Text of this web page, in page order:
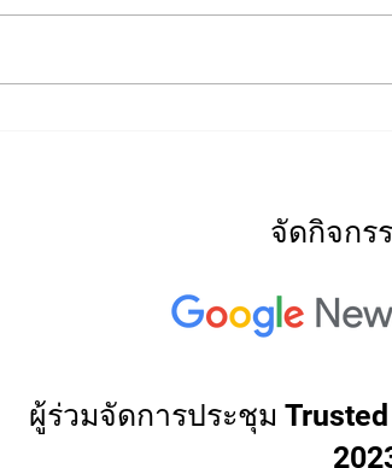
จัดกิจกร
ผู้ร่วมจัดการประชุม